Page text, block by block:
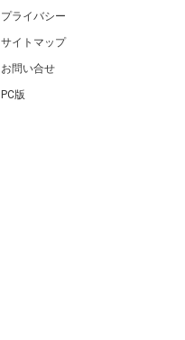
プライバシー
サイトマップ
お問い合せ
PC版